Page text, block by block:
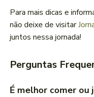
Para mais dicas e
não deixe de visitar
juntos nessa jornada!
Perguntas
É melhor comer